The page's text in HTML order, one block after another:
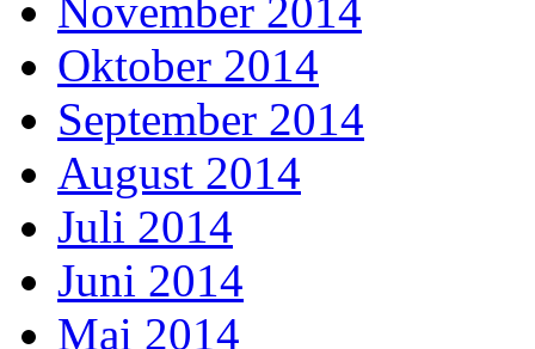
November 2014
Oktober 2014
September 2014
August 2014
Juli 2014
Juni 2014
Mai 2014